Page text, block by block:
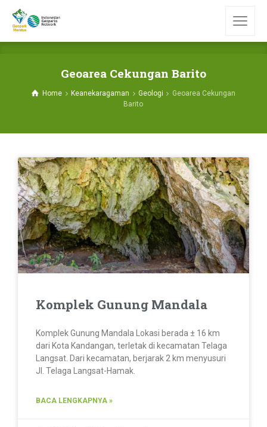
Geoarea Cekungan Barito
Home Keanekaragaman Geologi
Geoarea Cekungan
Barito
Komplek Gunung Mandala
Komplek Gunung Mandala Lokasi berada ± 16 km
dari Kota Kandangan, terletak di kecamatan Telaga
Langsat. Dari kecamatan, berjarak 2 km menyusuri
Jl. Telaga Langsat-Hamak.
BACA LENGKAPNYA »